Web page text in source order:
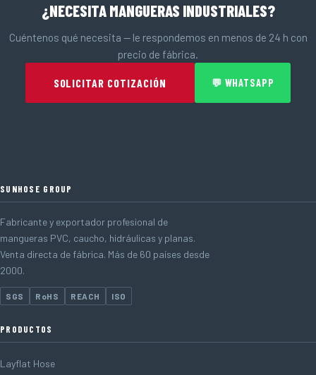
¿NECESITA MANGUERAS INDUSTRIALES?
Cuéntenos qué necesita — le respondemos en menos de 24 h con
precio de fábrica.
SOLICITAR COTIZACIÓN 💬 WHATSAPP
SUNHOSE GROUP
Fabricante y exportador profesional de
mangueras PVC, caucho, hidráulicas y planas.
Venta directa de fábrica. Más de 60 países desde
2000.
SGS RoHS REACH ISO
PRODUCTOS
Layflat Hose